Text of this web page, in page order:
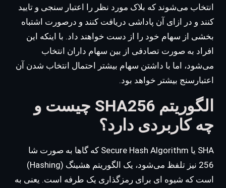
انتخاب می‌شوند که بلاک مورد نظر را اعتبار سنجی و تایید
کنند و در ازای آن پاداشی دریافت کنند و درصورت اشتباه
بخشی از سهام خود را از دست خواهند داد. با اینکه این
افراد به صورت تصادفی از بین سهام داران انتخاب
می‌شود، اما با داشتن سهام بیشتر احتمال انتخاب شدن آن
اعتبارسنج بیشتر خواهد بود.
الگوریتم SHA256 چیست و
چه کاربردی دارد؟
SHA یا Secure Hash Algorithm که گاها به صورت شا
256 نیز تلفظ می‌شود، یک الگوریتم هشینگ (Hashing)
است که شیوه ای برای رمزگذاری یک طرفه است. یعنی به